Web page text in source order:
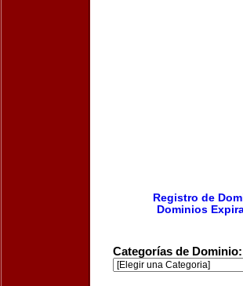
Registro de
Dominios
Categorías de Dominio: